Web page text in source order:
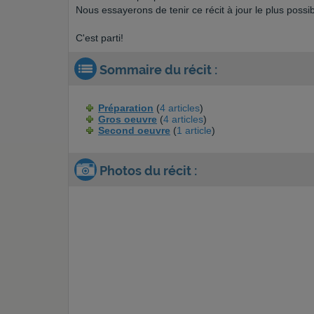
Nous essayerons de tenir ce récit à jour le plus
C'est parti!
Sommaire du récit :
Préparation (4 articles)
Gros oeuvre (4 articles)
Second oeuvre (1 article)
Photos du récit :